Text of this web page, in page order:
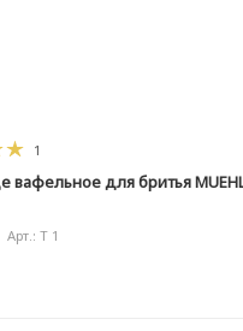
1
вафельное для бритья
Арт.: T 1